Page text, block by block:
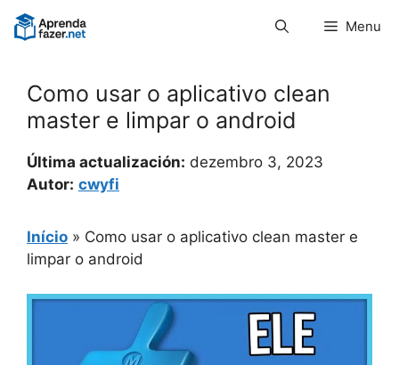
Pular
para
Menu
Como usar o aplicativo clean
master e limpar o android
Última actualización: dezembro 3, 2023
Autor: cwyfi
Início » Como usar o aplicativo clean master e
limpar o android